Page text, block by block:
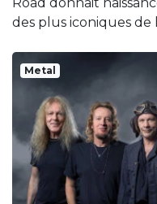
des plus iconiques de
Metal